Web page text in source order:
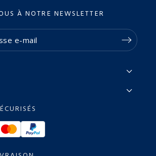
À NOTRE NEWSLETTER